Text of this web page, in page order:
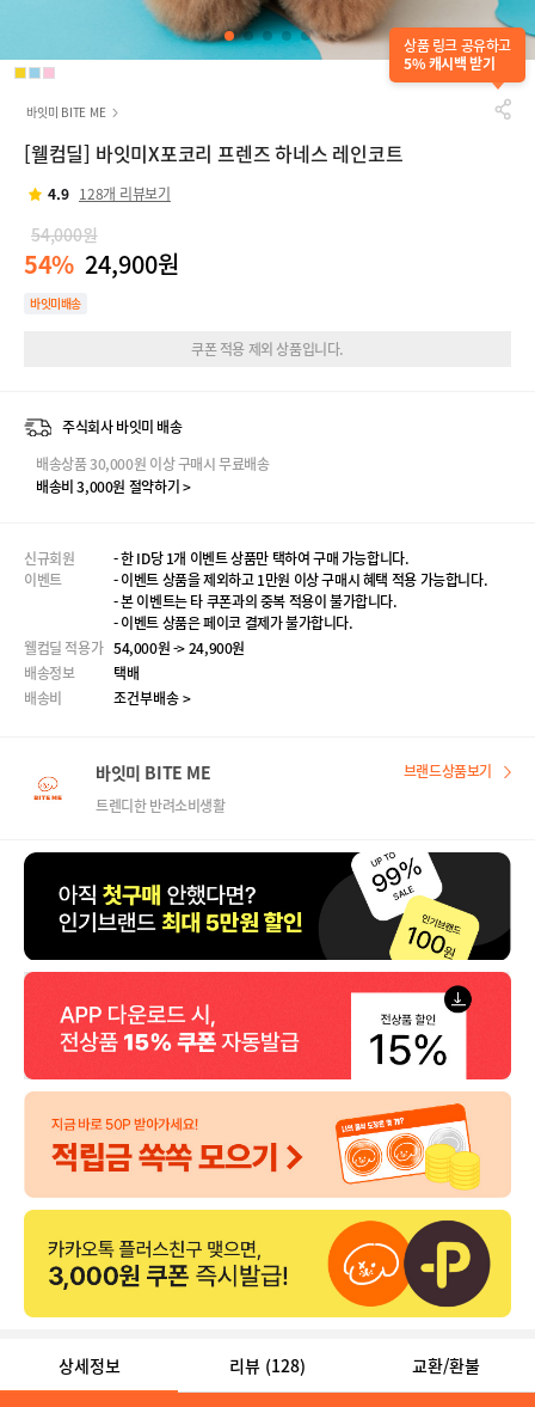
상품 링크 공유하고
5% 캐시백 받기
바잇미 BITE ME
[웰컴딜] 바잇미X포코리 프렌즈 하네스 레인코트
4.9 128개 리뷰보기
54,000원
54% 24,900원
바잇미배송
쿠폰 적용 제외 상품입니다.
주식회사 바잇미 배송
배송상품 30,000원 이상 구매시 무료배송
배송비 3,000원 절약하기 >
신규회원
이벤트
- 한 ID당 1개 이벤트 상품만 택하여 구매 가능합니다.
- 이벤트 상품을 제외하고 1만원 이상 구매시 혜택 적용 가능합니다.
- 본 이벤트는 타 쿠폰과의 중복 적용이 불가합니다.
- 이벤트 상품은 페이코 결제가 불가합니다.
웰컴딜 적용가 54,000원 -> 24,900원
배송정보
택배
배송비
조건부배송 >
바잇미 BITE ME
트렌디한 반려소비생활
브랜드상품보기
상세정보 리뷰 (128) 교환/환불